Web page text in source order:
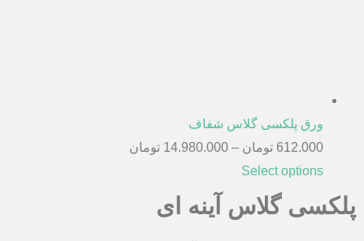
ورق پلکسی گلاس شفاف
612.000 تومان –
14.980.000 تومان
Select options
پلکسی گلاس آینه ای